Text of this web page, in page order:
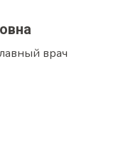
врач